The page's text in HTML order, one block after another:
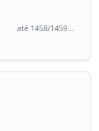
até 1458/1459...